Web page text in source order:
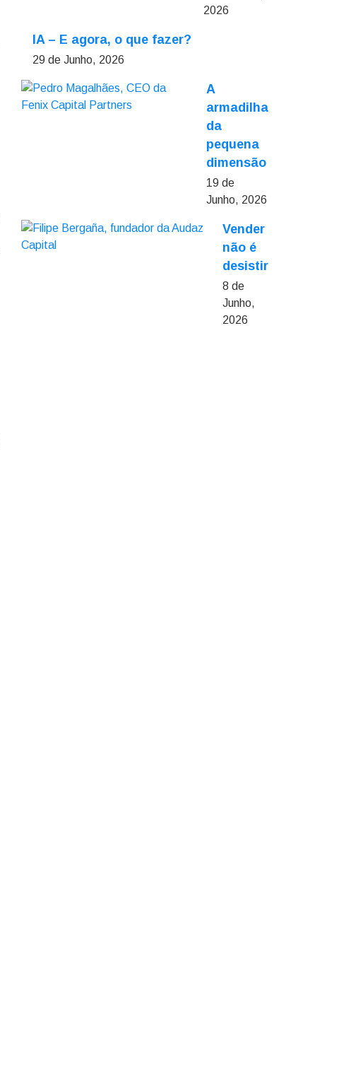
2026
IA – E agora, o que fazer?
29 de Junho, 2026
A
armadilha
da
pequena
dimensão
19 de
Junho, 2026
Vender
não é
desistir
8 de
Junho,
2026